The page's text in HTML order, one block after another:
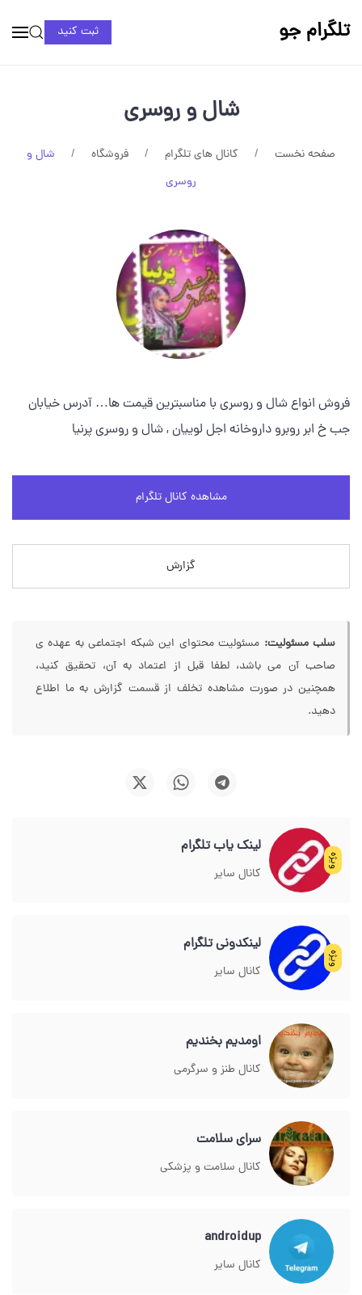
تلگرام جو ثبت کنید
شال و روسری
صفحه نخست کانال های تلگرام فروشگاه
شال و
روسری
فروش انواع شال و روسری با مناسبترین قیمت ها… آدرس خیابان
جب خ ابر روبرو داروخانه اجل لوییان , شال و روسری پرنیا
مشاهده کانال تلگرام
گزارش
سلب مسئولیت: مسئولیت محتوای این شبکه اجتماعی به عهده ی
صاحب آن می باشد، لطفا قبل از اعتماد به آن، تحقیق کنید،
همچنین در صورت مشاهده تخلف از قسمت گزارش به ما اطلاع
دهید.
ویژه
لینک یاب تلگرام
کانال سایر
ویژه
لینکدونی تلگرام
کانال سایر
اومدیم بخندیم
کانال طنز و سرگرمی
سرای سلامت
کانال سلامت و پزشکی
androidup
کانال سایر